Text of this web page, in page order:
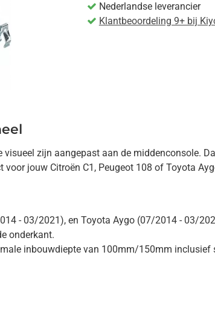
Nederlandse leverancier
Klantbeoordeling 9+ bij
zijn aangepast aan de middenconsole.
jouw Citroën C1, Peugeot 108 of Toyota
- 03/2021), en Toyota Aygo (07/2014 - 03/
onderkant.
inbouwdiepte van 100mm/150mm inclusief